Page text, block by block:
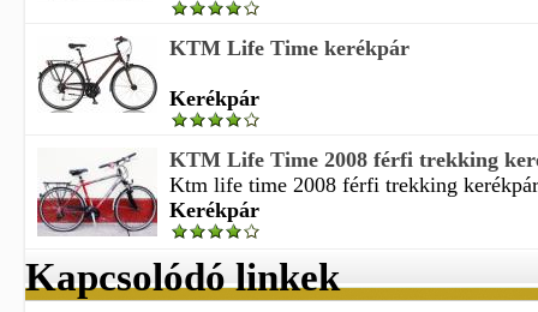
KTM Life Time kerékpár
Kerékpár
KTM Life Time 2008 férfi trekking
Ktm life time 2008 férfi trekking
Kerékpár
Kapcsolódó linkek